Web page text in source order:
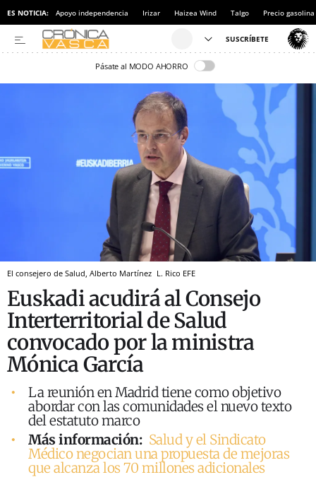
ES NOTICIA: Apoyo independencia Irizar Haizea Wind Talgo Precio gasolina
Pásate al MODO AHORRO
El consejero de Salud, Alberto Martínez L. Rico EFE
Euskadi acudirá al Consejo
Interterritorial de Salud
convocado por la ministra
Mónica García
La reunión en Madrid tiene como objetivo
abordar con las comunidades el nuevo texto
del estatuto marco
Más información: Salud y el Sindicato
Médico negocian una propuesta de mejoras
que alcanza los 70 millones adicionales